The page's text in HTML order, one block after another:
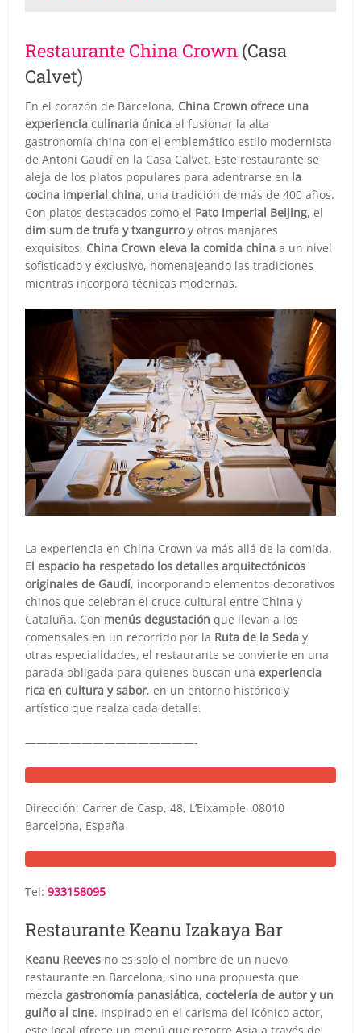
Restaurante China Crown (Casa
Calvet)
En el corazón de Barcelona, China Crown ofrece una
experiencia culinaria única al fusionar la alta
gastronomía china con el emblemático estilo modernista
de Antoni Gaudí en la Casa Calvet. Este restaurante se
aleja de los platos populares para adentrarse en la
cocina imperial china, una tradición de más de 400 años.
Con platos destacados como el Pato Imperial Beijing, el
dim sum de trufa y txangurroy otros manjares
exquisitos, China Crown eleva la comida china a un nivel
sofisticado y exclusivo, homenajeando las tradiciones
mientras incorpora técnicas modernas.
La experiencia en China Crown va más allá de la comida.
El espacio ha respetado los detalles arquitectónicos
originales de Gaudí, incorporando elementos decorativos
chinos que celebran el cruce cultural entre China y
Cataluña. Con menús degustación que llevan a los
comensales en un recorrido por la Ruta de la Seda y
otras especialidades, el restaurante se convierte en una
parada obligada para quienes buscan unaexperiencia
rica en cultura y sabor, en un entorno histórico y
artístico que realza cada detalle.
———————————————-
Dirección: Carrer de Casp, 48, L’Eixample, 08010
Barcelona, España
Tel:933158095
Restaurante Keanu Izakaya Bar
Keanu Reeves no es solo el nombre de un nuevo
restaurante en Barcelona, sino una propuesta que
mezclagastronomía panasiática, coctelería de autor y un
guiño al cine. Inspirado en el carisma del icónico actor,